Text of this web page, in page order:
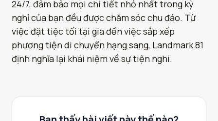
24/7, đảm bảo mọi chi tiết nhỏ nhất trong kỳ
nghỉ của bạn đều được chăm sóc chu đáo. Từ
việc đặt tiệc tối tại gia đến việc sắp xếp
phương tiện di chuyển hạng sang, Landmark 81
định nghĩa lại khái niệm về sự tiện nghi.